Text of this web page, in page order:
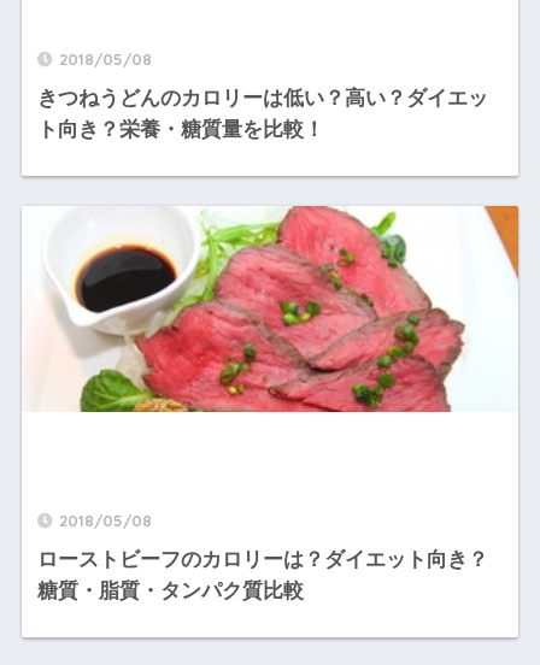
2018/05/08
きつねうどんのカロリーは低い？高い？ダイエッ
ト向き？栄養・糖質量を比較！
2018/05/08
ローストビーフのカロリーは？ダイエット向き？
糖質・脂質・タンパク質比較